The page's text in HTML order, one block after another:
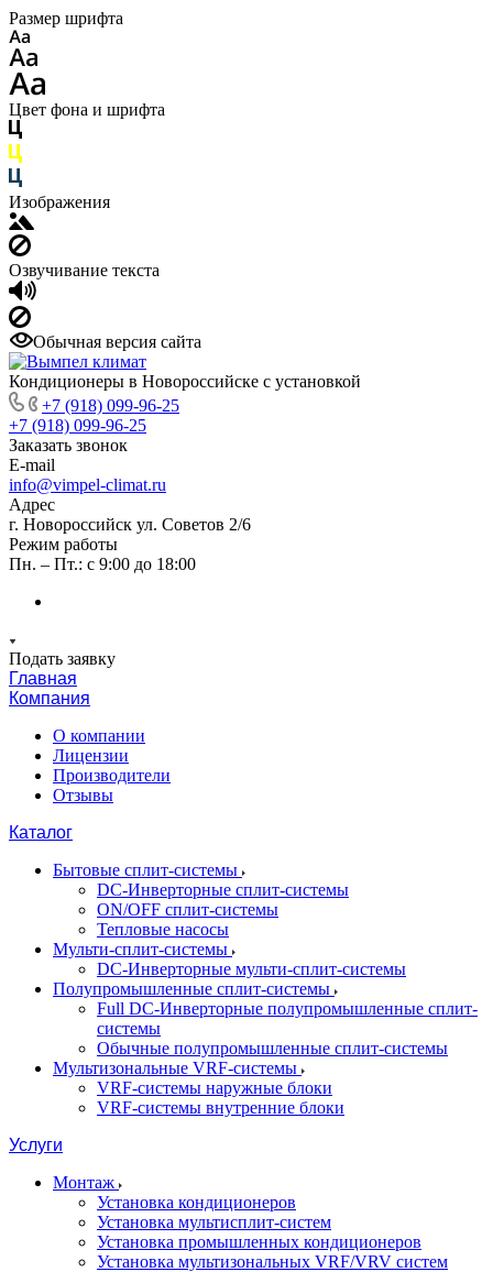
Размер шрифта
Цвет фона и шрифта
Изображения
Озвучивание текста
Обычная версия сайта
Кондиционеры в Новороссийске с установкой
+7 (918) 099-96-25
+7 (918) 099-96-25
Заказать звонок
E-mail
info@vimpel-climat.ru
Адрес
г. Новороссийск ул. Советов 2/6
Режим работы
Пн. – Пт.: с 9:00 до 18:00
Подать заявку
Главная
Компания
О компании
Лицензии
Производители
Отзывы
Каталог
Бытовые сплит-системы
DC-Инверторные сплит-системы
ON/OFF сплит-системы
Тепловые насосы
Мульти-сплит-системы
DC-Инверторные мульти-сплит-системы
Полупромышленные сплит-системы
Full DC-Инверторные полупромышленные сплит-
системы
Обычные полупромышленные сплит-системы
Мультизональные VRF-системы
VRF-системы наружные блоки
VRF-системы внутренние блоки
Услуги
Монтаж
Установка кондиционеров
Установка мультисплит-систем
Установка промышленных кондиционеров
Установка мультизональных VRF/VRV систем